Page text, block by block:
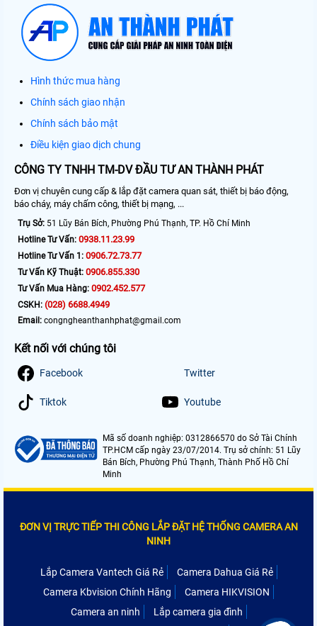
Hình thức mua hàng
Chính sách giao nhận
Chính sách bảo mật
Điều kiện giao dịch chung
CÔNG TY TNHH TM-DV ĐẦU TƯ AN THÀNH PHÁT
Đơn vị chuyên cung cấp & lắp đặt camera quan sát, thiết bị báo động,
báo cháy, máy chấm công, thiết bị mạng, ...
Trụ Sở: 51 Lũy Bán Bích, Phường Phú Thạnh, TP. Hồ Chí Minh
Hotline Tư Vấn: 0938.11.23.99
Hotline Tư Vấn 1: 0906.72.73.77
Tư Vấn Kỹ Thuật: 0906.855.330
Tư Vấn Mua Hàng: 0902.452.577
CSKH: (028) 6688.4949
Email: congngheanthanhphat@gmail.com
Kết nối với chúng tôi
Facebook Twitter
Tiktok Youtube
Mã số doanh nghiệp: 0312866570 do Sở Tài Chính
TP.HCM cấp ngày 23/07/2014. Trụ sở chính: 51 Lũy
Bán Bích, Phường Phú Thạnh, Thành Phố Hồ Chí
Minh
ĐƠN VỊ TRỰC TIẾP THI CÔNG LẮP ĐẶT HỆ THỐNG CAMERA AN
NINH
Lắp Camera Vantech Giá Rẻ
Camera Dahua Giá Rẻ
Camera Kbvision Chính Hãng
Camera HIKVISION
Camera an ninh
Lắp camera gia đình